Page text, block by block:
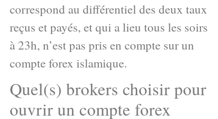
correspond au différentiel des deux taux
reçus et payés, et qui a lieu tous les soirs
à 23h, n’est pas pris en compte sur un
compte forex islamique.
Quel(s) brokers choisir pour
ouvrir un compte forex